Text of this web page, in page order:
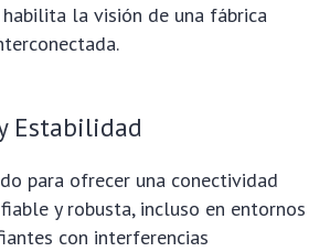
la visión de una fábrica
Estabilidad
para ofrecer una conectividad
y robusta, incluso en entornos
con interferencias